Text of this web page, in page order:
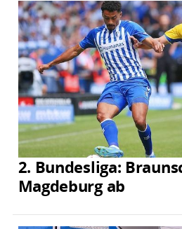
2. Bundesliga:
Magdeburg ab